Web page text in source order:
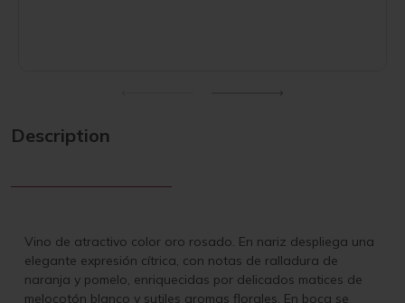
Description
Vino de atractivo color oro rosado. En nariz despliega una
elegante expresión cítrica, con notas de ralladura de
naranja y pomelo, enriquecidas por delicados matices de
melocotón blanco y sutiles aromas florales. En boca se